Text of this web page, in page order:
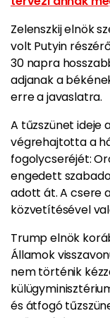
Zelenszkij elnök
volt Putyin
30 napra
adjanak a
erre a javaslatra.​
A tűzszünet ideje
végrehajtotta a
fogolycseréjét:
engedett
adott át. A csere
közvetítésével
Trump elnök
Államok
nem történik
és átfogó